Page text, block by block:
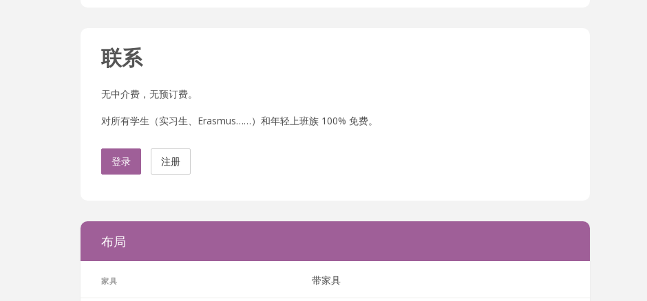
联系
无中介费，无预订费。
对所有学生（实习生、Erasmus……）和年轻上班族 100% 免费。
登录 注册
布局
家具 带家具